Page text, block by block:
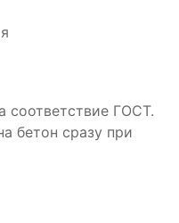
соответствие ГОСТ.
бетон сразу при